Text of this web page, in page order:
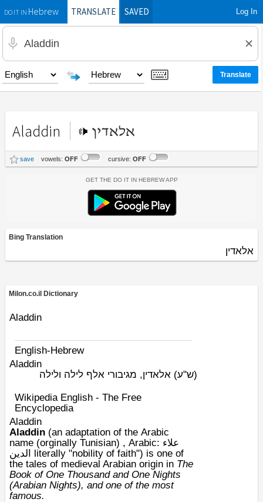
DO IT INHebrewTRANSLATE SAVED Log In
Aladdin אלאדין
save vowels: OFF cursive: OFF
Get the Do It In Hebrew App
Bing Translation
אלאדין
Milon.co.il Dictionary
Aladdin
English-Hebrew
Aladdin
(ש"ע) אלאדין, מגיבורי אלף לילה ולילה
Wikipedia English - The Free
Encyclopedia
Aladdin
Aladdin (an adaptation of the Arabic
name (orginally Tunisian) , Arabic: علاء
الدين literally "nobility of faith") is one of
the tales of medieval Arabian origin in The
Book of One Thousand and One Nights
(Arabian Nights), and one of the most
famous.